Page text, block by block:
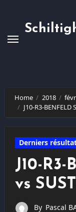
Home 2018
J10-R3-BENFELD
Derniers
J10-R3-
vs
By Pascal